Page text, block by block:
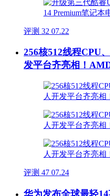
评测 32 07.22
256核512线程CPU
发平台齐亮相！
评测 47 07.24
华为发布全球最轻